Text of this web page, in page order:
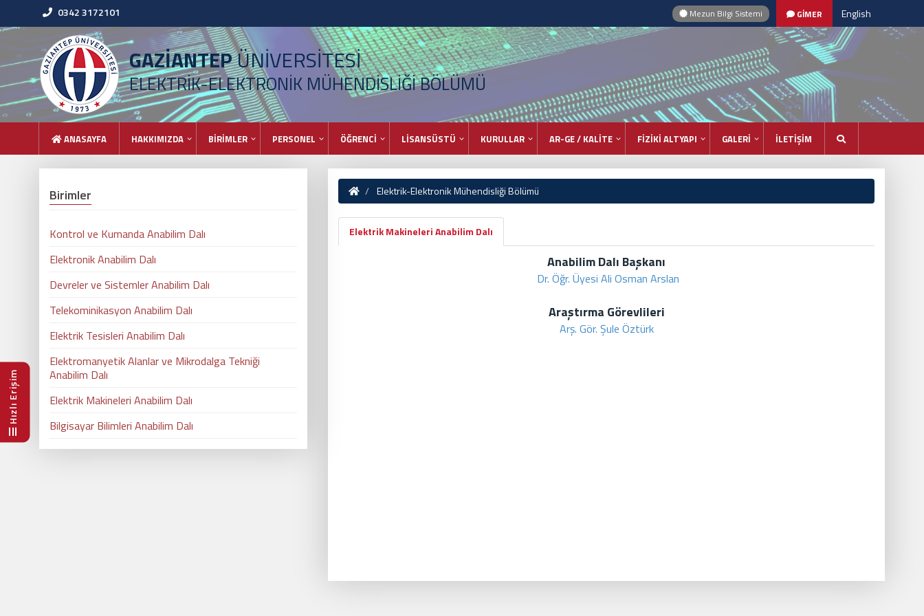
Hızlı Erişim
0342 3172101 Mezun Bilgi Sistemi GİMER English
GAZİANTEPÜNİVERSİTESİ
ELEKTRİK-ELEKTRONİK MÜHENDİSLİĞİ BÖLÜMÜ
ANASAYFA HAKKIMIZDA BİRİMLER PERSONEL ÖĞRENCİ LİSANSÜSTÜ KURULLAR AR-GE / KALİTE FİZİKİ ALTYAPI GALERİ İLETİŞİM
Elektrik-Elektronik Mühendisliği Bölümü
Elektrik Makineleri Anabilim Dalı
Anabilim Dalı Başkanı
Dr. Öğr. Üyesi Ali Osman Arslan
Araştırma Görevlileri
Arş. Gör. Şule Öztürk
Birimler
Kontrol ve Kumanda Anabilim Dalı
Elektronik Anabilim Dalı
Devreler ve Sistemler Anabilim Dalı
Telekominikasyon Anabilim Dalı
Elektrik Tesisleri Anabilim Dalı
Elektromanyetik Alanlar ve Mikrodalga Tekniği
Anabilim Dalı
Elektrik Makineleri Anabilim Dalı
Bilgisayar Bilimleri Anabilim Dalı